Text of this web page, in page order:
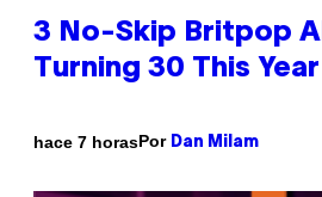
3 No-Skip Britpop
Turning 30 This Year
hace 7 horasPor Dan Milam